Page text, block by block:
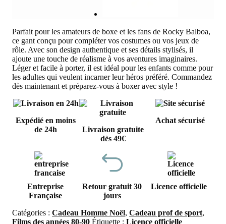
Parfait pour les amateurs de boxe et les fans de Rocky Balboa,
ce gant conçu pour compléter vos costumes ou vos jeux de
rôle. Avec son design authentique et ses détails stylisés, il
ajoute une touche de réalisme à vos aventures imaginaires.
Léger et facile à porter, il est idéal pour les enfants comme pour
les adultes qui veulent incarner leur héros préféré. Commandez
dès maintenant et préparez-vous à boxer avec style !
Expédié en moins
de 24h
Livraison gratuite
dès 49€
Achat sécurisé
Entreprise
Française
Retour gratuit 30
jours
Licence officielle
Catégories : Cadeau Homme Noël, Cadeau prof de sport,
Films des années 80-90 Étiquette : Licence officielle